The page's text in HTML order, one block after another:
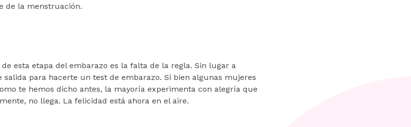
de la menstruación.
esta etapa del embarazo es la falta de la regla. Sin lugar a
salida para hacerte un test de embarazo. Si bien algunas mujeres
te hemos dicho antes, la mayoría experimenta con alegría que
no llega. La felicidad está ahora en el aire.